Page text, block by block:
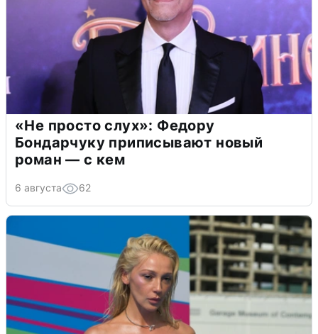
«Не просто слух»: Федору
Бондарчуку приписывают новый
роман — с кем
6 августа 62